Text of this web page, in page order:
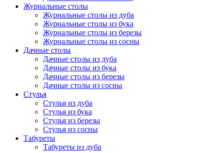
Журнальные столы
Журнальные столы из дуба
Журнальные столы из бука
Журнальные столы из березы
Журнальные столы из сосны
Дачные столы
Дачные столы из дуба
Дачные столы из бука
Дачные столы из березы
Дачные столы из сосны
Стулья
Стулья из дуба
Стулья из бука
Стулья из березы
Стулья из сосны
Табуреты
Табуреты из дуба